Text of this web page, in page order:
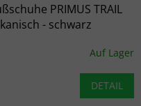
PRIMUS TRAIL
- schwarz
Auf Lager
DETAIL